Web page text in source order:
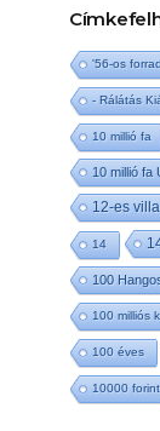
'56-os
- Rálátás
10 millió fa
10 millió fa
12-es
14
100
100 milliós
100 éves
10000 forint